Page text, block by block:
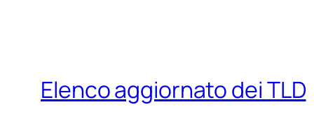
Elenco aggiornato dei TLD